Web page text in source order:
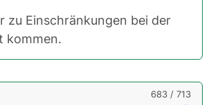
zu Einschränkungen bei der
kommen.
683 / 713